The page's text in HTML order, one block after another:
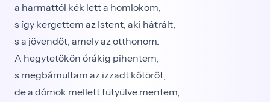
a harmattól kék lett a homlokom,
s így kergettem az Istent, aki hátrált,
s a jövendőt, amely az otthonom.
A hegytetőkön órákig pihentem,
s megbámultam az izzadt kőtörőt,
de a dómok mellett fütyülve mentem,